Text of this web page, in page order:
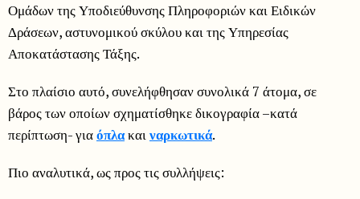
Ομάδων της Υποδιεύθυνσης Πληροφοριών και Ειδικών
Δράσεων, αστυνομικού σκύλου και της Υπηρεσίας
Αποκατάστασης Τάξης.
Στο πλαίσιο αυτό, συνελήφθησαν συνολικά 7 άτομα, σε
βάρος των οποίων σχηματίσθηκε δικογραφία –κατά
περίπτωση- γιαόπλακαιναρκωτικά.
Πιο αναλυτικά, ως προς τις συλλήψεις: